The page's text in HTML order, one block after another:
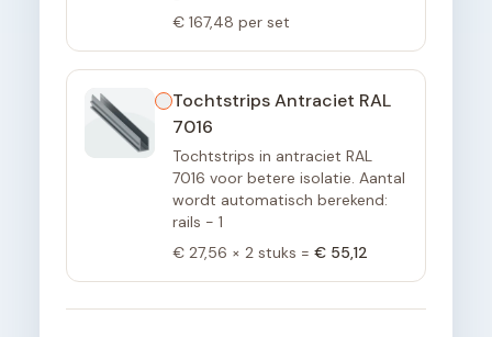
€ 167,48 per set
Tochtstrips Antraciet RAL
7016
Tochtstrips in antraciet RAL
7016 voor betere isolatie. Aantal
wordt automatisch berekend:
rails - 1
€ 27,56 × 2 stuks = € 55,12